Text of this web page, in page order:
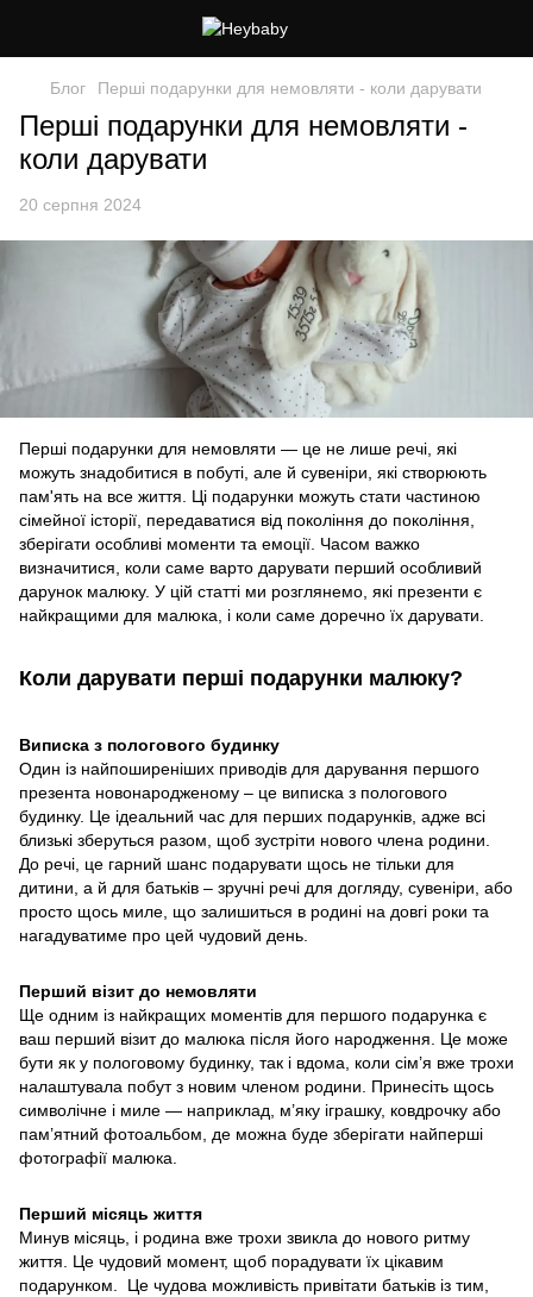
Блог Перші подарунки для немовляти - коли дарувати
Перші подарунки для немовляти -
коли дарувати
20 серпня 2024
Перші подарунки для немовляти — це не лише речі, які
можуть знадобитися в побуті, але й сувеніри, які створюють
пам'ять на все життя. Ці подарунки можуть стати частиною
сімейної історії, передаватися від покоління до покоління,
зберігати особливі моменти та емоції. Часом важко
визначитися, коли саме варто дарувати перший особливий
дарунок малюку. У цій статті ми розглянемо, які презенти є
найкращими для малюка, і коли саме доречно їх дарувати.
Коли дарувати перші подарунки малюку?
Виписка з пологового будинку
Один із найпоширеніших приводів для дарування першого
презента новонародженому – це виписка з пологового
будинку. Це ідеальний час для перших подарунків, адже всі
близькі зберуться разом, щоб зустріти нового члена родини.
До речі, це гарний шанс подарувати щось не тільки для
дитини, а й для батьків – зручні речі для догляду, сувеніри, або
просто щось миле, що залишиться в родині на довгі роки та
нагадуватиме про цей чудовий день.
Перший візит до немовляти
Ще одним із найкращих моментів для першого подарунка є
ваш перший візит до малюка після його народження. Це може
бути як у пологовому будинку, так і вдома, коли сім’я вже трохи
налаштувала побут з новим членом родини. Принесіть щось
символічне і миле — наприклад, м’яку іграшку, ковдрочку або
пам’ятний фотоальбом, де можна буде зберігати найперші
фотографії малюка.
Перший місяць життя
Минув місяць, і родина вже трохи звикла до нового ритму
життя. Це чудовий момент, щоб порадувати їх цікавим
подарунком. Це чудова можливість привітати батьків із тим,